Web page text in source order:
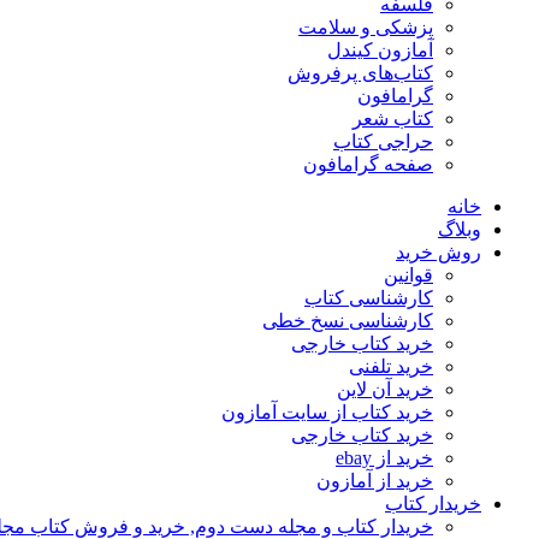
فلسفه
پزشکی و سلامت
آمازون کیندل
کتاب‌های پرفروش
گرامافون
کتاب شعر
حراجی کتاب
صفحه گرامافون
خانه
وبلاگ
روش خرید
قوانین
کارشناسی کتاب
کارشناسی نسخ خطی
خرید کتاب خارجی
خرید تلفنی
خرید آن لاین
خرید کتاب از سایت آمازون
خرید کتاب خارجی
خرید از ebay
خرید از آمازون
خریدار کتاب
خریدار کتاب و مجله دست دوم, خرید و فروش کتاب